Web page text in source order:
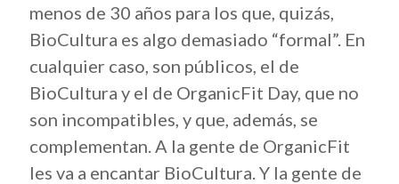
menos de 30 años para los que, quizás,
BioCultura es algo demasiado “formal”. En
cualquier caso, son públicos, el de
BioCultura y el de OrganicFit Day, que no
son incompatibles, y que, además, se
complementan. A la gente de OrganicFit
les va a encantar BioCultura. Y la gente de